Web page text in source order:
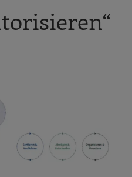
& Verdichten“
& Umsetzen“